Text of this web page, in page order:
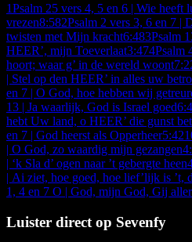
1Psalm 25 vers 4, 5 en 6 | Wie heeft
vrezen8:582Psalm 2 vers 3, 6 en 7 |
twisten met Mijn kracht6:483Psalm
HEER’, mijn Toeverlaat3:474Psalm
hoort; waar g’ in de wereld woont
| Stel op den HEER’ in alles uw
en 7 | O God, hoe hebben wij
13 | Ja waarlijk, God is Israel goed
hebt Uw land, o HEER’ die gunst
en 7 | God heerst als Opperheer5:42
| O God, zo waardig mijn gezangen
| ‘k Sla d’ ogen naar ’t gebergte heen
| Ai ziet, hoe goed, hoe lief’lijk is ’t,
1, 4 en 7 O | God, mijn God, Gij
Luister direct op Sevenfy